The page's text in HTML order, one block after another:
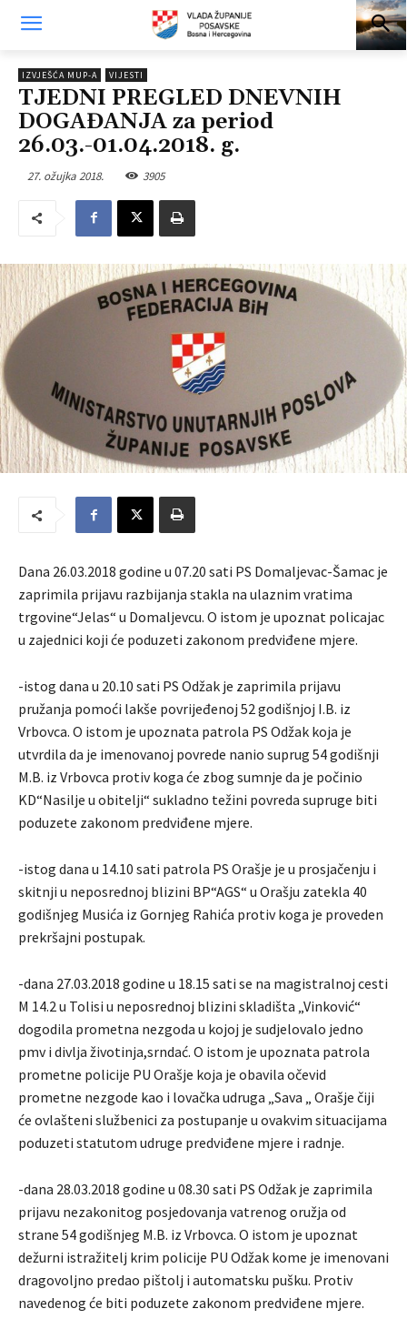
IZVJEŠĆA MUP-A VIJESTI
TJEDNI PREGLED DNEVNIH
DOGAĐANJA za period
26.03.-01.04.2018. g.
27. ožujka 2018. 3905
Dana 26.03.2018 godine u 07.20 sati PS Domaljevac-Šamac je
zaprimila prijavu razbijanja stakla na ulaznim vratima
trgovine“Jelas“ u Domaljevcu. O istom je upoznat policajac
u zajednici koji će poduzeti zakonom predviđene mjere.
-istog dana u 20.10 sati PS Odžak je zaprimila prijavu
pružanja pomoći lakše povrijeđenoj 52 godišnjoj I.B. iz
Vrbovca. O istom je upoznata patrola PS Odžak koja je
utvrdila da je imenovanoj povrede nanio suprug 54 godišnji
M.B. iz Vrbovca protiv koga će zbog sumnje da je počinio
KD“Nasilje u obitelji“ sukladno težini povreda supruge biti
poduzete zakonom predviđene mjere.
-istog dana u 14.10 sati patrola PS Orašje je u prosjačenju i
skitnji u neposrednoj blizini BP“AGS“ u Orašju zatekla 40
godišnjeg Musića iz Gornjeg Rahića protiv koga je proveden
prekršajni postupak.
-dana 27.03.2018 godine u 18.15 sati se na magistralnoj cesti
M 14.2 u Tolisi u neposrednoj blizini skladišta „Vinković“
dogodila prometna nezgoda u kojoj je sudjelovalo jedno
pmv i divlja životinja,srndać. O istom je upoznata patrola
prometne policije PU Orašje koja je obavila očevid
prometne nezgode kao i lovačka udruga „Sava „ Orašje čiji
će ovlašteni službenici za postupanje u ovakvim situacijama
poduzeti statutom udruge predviđene mjere i radnje.
-dana 28.03.2018 godine u 08.30 sati PS Odžak je zaprimila
prijavu nezakonitog posjedovanja vatrenog oružja od
strane 54 godišnjeg M.B. iz Vrbovca. O istom je upoznat
dežurni istražitelj krim policije PU Odžak kome je imenovani
dragovoljno predao pištolj i automatsku pušku. Protiv
navedenog će biti poduzete zakonom predviđene mjere.